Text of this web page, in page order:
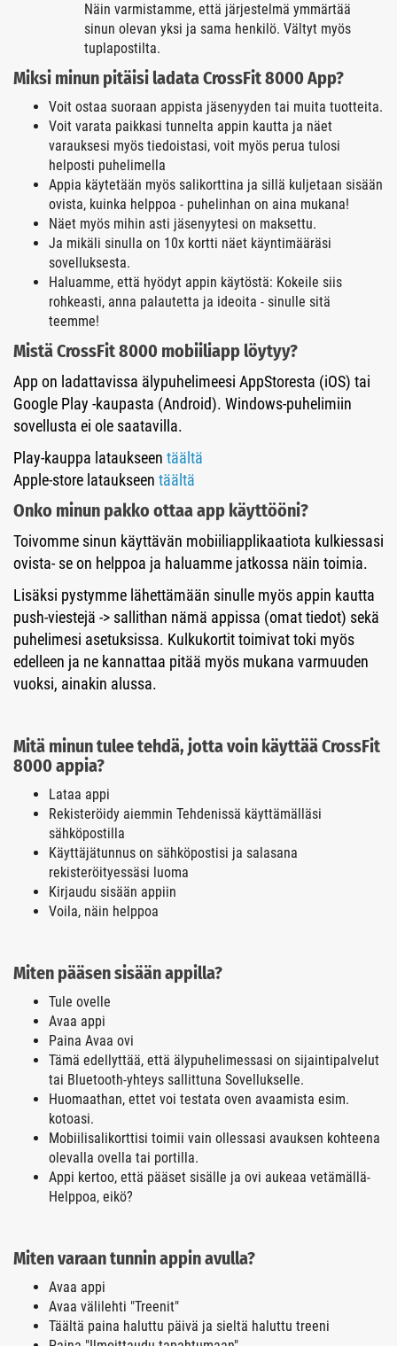
Näin varmistamme, että järjestelmä ymmärtää
sinun olevan yksi ja sama henkilö. Vältyt myös
tuplapostilta.
Miksi minun pitäisi ladata CrossFit 8000 App?
Voit ostaa suoraan appista jäsenyyden tai muita tuotteita.
Voit varata paikkasi tunnelta appin kautta ja näet
varauksesi myös tiedoistasi, voit myös perua tulosi
helposti puhelimella
Appia käytetään myös salikorttina ja sillä kuljetaan sisään
ovista, kuinka helppoa - puhelinhan on aina mukana!
Näet myös mihin asti jäsenyytesi on maksettu.
Ja mikäli sinulla on 10x kortti näet käyntimääräsi
sovelluksesta.
Haluamme, että hyödyt appin käytöstä: Kokeile siis
rohkeasti, anna palautetta ja ideoita - sinulle sitä
teemme!
Mistä CrossFit 8000 mobiiliapp löytyy?
App on ladattavissa älypuhelimeesi AppStoresta (iOS) tai
Google Play -kaupasta (Android). Windows-puhelimiin
sovellusta ei ole saatavilla.
Play-kauppa lataukseen täältä
Apple-store lataukseen täältä
Onko minun pakko ottaa app käyttööni?
Toivomme sinun käyttävän mobiiliapplikaatiota kulkiessasi
ovista- se on helppoa ja haluamme jatkossa näin toimia.
Lisäksi pystymme lähettämään sinulle myös appin kautta
push-viestejä -> sallithan nämä appissa (omat tiedot) sekä
puhelimesi asetuksissa. Kulkukortit toimivat toki myös
edelleen ja ne kannattaa pitää myös mukana varmuuden
vuoksi, ainakin alussa.
Mitä minun tulee tehdä, jotta voin käyttää CrossFit
8000 appia?
Lataa appi
Rekisteröidy aiemmin Tehdenissä käyttämälläsi
sähköpostilla
​​​​​​​Käyttäjätunnus on sähköpostisi ja salasana
rekisteröityessäsi luoma
Kirjaudu sisään appiin
Voila, näin helppoa
Miten pääsen sisään appilla?
Tule ovelle
Avaa appi
Paina Avaa ovi
Tämä edellyttää, että älypuhelimessasi on sijaintipalvelut
tai Bluetooth-yhteys sallittuna Sovellukselle.
Huomaathan, ettet voi testata oven avaamista esim.
kotoasi.
Mobiilisalikorttisi toimii vain ollessasi avauksen kohteena
olevalla ovella tai portilla.
Appi kertoo, että pääset sisälle ja ovi aukeaa vetämällä-
Helppoa, eikö?
Miten varaan tunnin appin avulla?
Avaa appi
Avaa välilehti "Treenit"
Täältä paina haluttu päivä ja sieltä haluttu treeni